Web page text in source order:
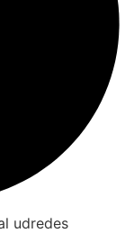
udredes